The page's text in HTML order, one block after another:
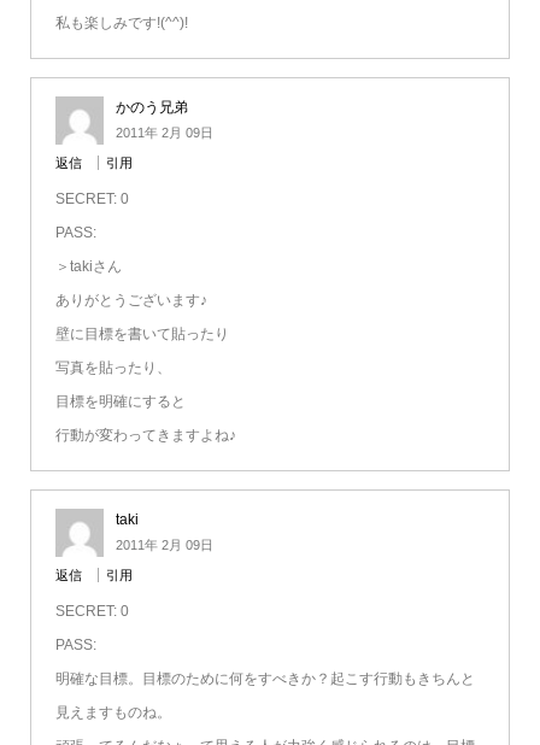
私も楽しみです!(^^)!
かのう兄弟
2011年 2月 09日
返信 引用
SECRET: 0
PASS:
＞takiさん
ありがとうございます♪
壁に目標を書いて貼ったり
写真を貼ったり、
目標を明確にすると
行動が変わってきますよね♪
taki
2011年 2月 09日
返信 引用
SECRET: 0
PASS:
明確な目標。目標のために何をすべきか？起こす行動もきちんと
見えますものね。